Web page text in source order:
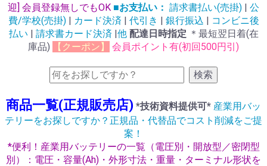
迎] 会員登録無しでもOK ■お支払い： 請求書払い(売掛) | 公
費/学校(売掛) | カード決済 | 代引き | 銀行振込 | コンビニ後
払い | 請求書カード決済 |他 配達日時指定 ＊最短翌日着(在
庫品)
【クーポン】 会員ポイント有(初回500円引)
検索
商品一覧(正規販売店) *技術資料提供可* 産業用バッ
テリーをお探しですか？正規品・代替品でコスト削減をご提
案！
*便利！産業用バッテリーの一覧（電圧別・開放型／密閉型
別）：電圧・容量(Ah)・外形寸法・重量・ターミナル形状を